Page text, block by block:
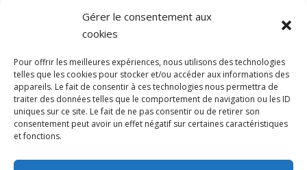
Gérer le consentement aux
cookies
Pour offrir les meilleures expériences, nous utilisons des technologies
telles que les cookies pour stocker et/ou accéder aux informations des
appareils. Le fait de consentir à ces technologies nous permettra de
traiter des données telles que le comportement de navigation ou les ID
uniques sur ce site. Le fait de ne pas consentir ou de retirer son
consentement peut avoir un effet négatif sur certaines caractéristiques
et fonctions.
Enregistrer mon nom, mon e-mail et mon site
dans le navigateur pour mon prochain commentaire.
Ce site utilise Akismet pour réduire les indésirables.
En savoir plus sur la façon dont les données de vos